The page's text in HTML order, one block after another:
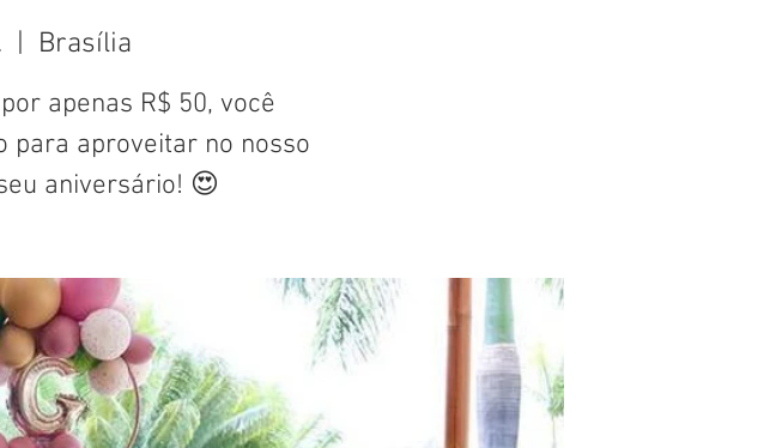
Brasília
apenas R$ 50, você
para aproveitar no nosso
aniversário! 😍